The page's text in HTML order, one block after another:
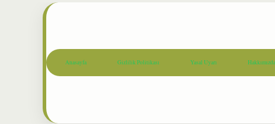
Anasayfa Gizlilik Politikası Yasal Uyarı Hakkımızda